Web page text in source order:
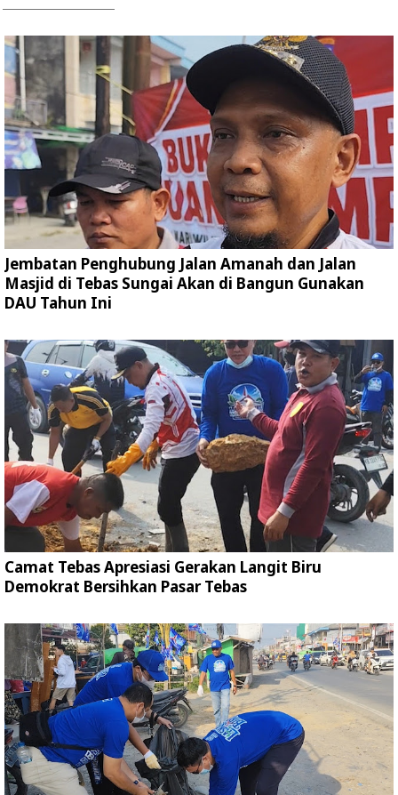
Jembatan Penghubung Jalan Amanah dan Jalan
Masjid di Tebas Sungai Akan di Bangun Gunakan
DAU Tahun Ini
Camat Tebas Apresiasi Gerakan Langit Biru
Demokrat Bersihkan Pasar Tebas